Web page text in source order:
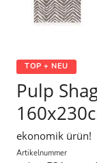
TOP + NEU
Pulp
ekonomik ürün!
Artikelnummer